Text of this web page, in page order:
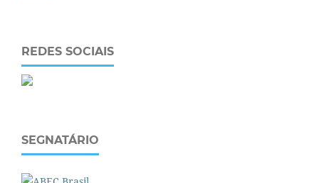
REDES SOCIAIS
SEGNATÁRIO